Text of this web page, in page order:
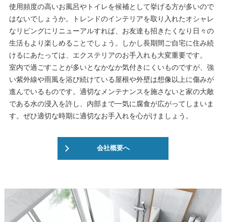
使用頻度の高いお風呂やトイレを候補として挙げる方が多いので
はないでしょうか。トレンドのインテリアを取り入れたオシャレ
なリビングにリニューアルすれば、お友達も招きたくなり日々の
生活もより楽しめることでしょう。しかし長期間ご自宅に住み続
けるにあたっては、エクステリアのお手入れも大変重要です。
室内で過ごすことが多いとなかなか気付きにくいものですが、強
い紫外線や雨風を浴び続けている屋根や外壁は想像以上に傷みが
進んでいるものです。適切なメンテナンスを施さないと家の大敵
である水の浸入を許し、内部まで一気に腐食が広がってしまいま
す。ぜひ適切な時期に適切なお手入れを心がけましょう。
会社概要へ